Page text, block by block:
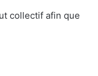
collectif afin que